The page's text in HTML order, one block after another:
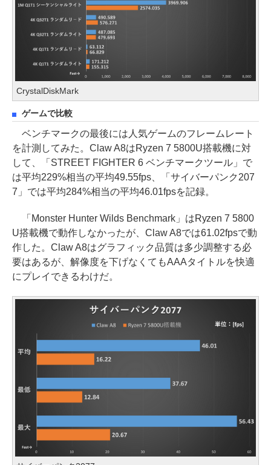
CrystalDiskMark
ゲームで比較
ベンチマークの最後には人気ゲームのフレームレート
を計測してみた。Claw A8はRyzen 7 5800U搭載機に対
して、「STREET FIGHTER 6 ベンチマークツール」で
は平均229%相当の平均49.55fps、「サイバーパンク207
7」では平均284%相当の平均46.01fpsを記録。
「Monster Hunter Wilds Benchmark」はRyzen 7 5800
U搭載機で動作しなかったが、Claw A8では61.02fpsで動
作した。Claw A8はグラフィック品質は多少調整する必
要はあるが、解像度を下げなくてもAAAタイトルを快適
にプレイできるわけだ。